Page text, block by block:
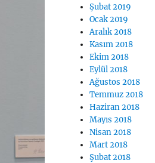
Şubat 2019
Ocak 2019
Aralık 2018
Kasım 2018
Ekim 2018
Eylül 2018
Ağustos 2018
Temmuz 2018
Haziran 2018
Mayıs 2018
Nisan 2018
Mart 2018
Şubat 2018